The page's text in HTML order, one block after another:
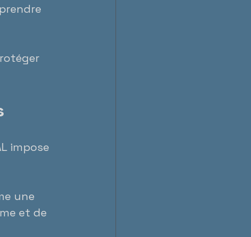
impose
une
et de